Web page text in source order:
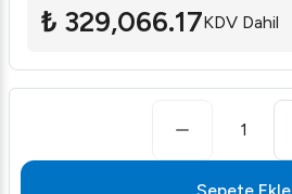
₺ 329,066.17KDV Dahil
1